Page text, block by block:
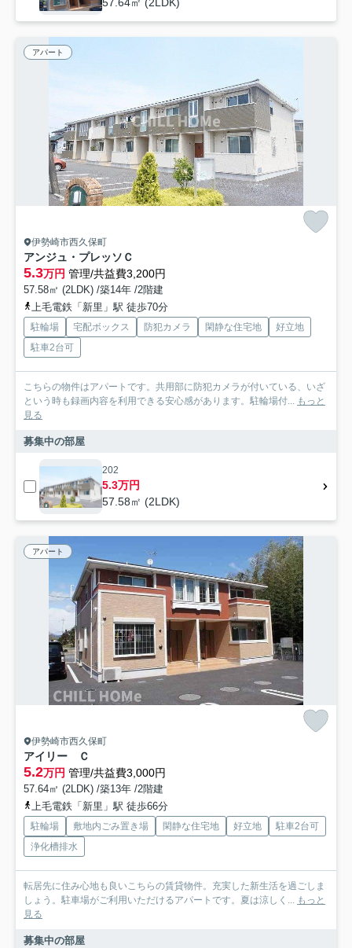
アパート
伊勢崎市西久保町
アンジュ・プレッソＣ
5.3万円 管理/共益費3,200円
57.58㎡ (2LDK) /築14年 /2階建
上毛電鉄「新里」駅 徒歩70分
駐輪場 宅配ボックス 防犯カメラ 閑静な住宅地
好立地
駐車2台可
こちらの物件はアパートです。共用部に防犯カメラが付いている、いざ
という時も録画内容を利用できる安心感があります。駐輪場付... もっと
見る
募集中の部屋
202
5.3万円
57.58㎡ (2LDK)
アパート
伊勢崎市西久保町
アイリー Ｃ
5.2万円 管理/共益費3,000円
57.64㎡ (2LDK) /築13年 /2階建
上毛電鉄「新里」駅 徒歩66分
駐輪場 敷地内ごみ置き場 閑静な住宅地 好立地
駐車2台可
浄化槽排水
転居先に住み心地も良いこちらの賃貸物件。充実した新生活を過ごしま
しょう。駐車場がご利用いただけるアパートです。夏は涼しく... もっと
見る
募集中の部屋